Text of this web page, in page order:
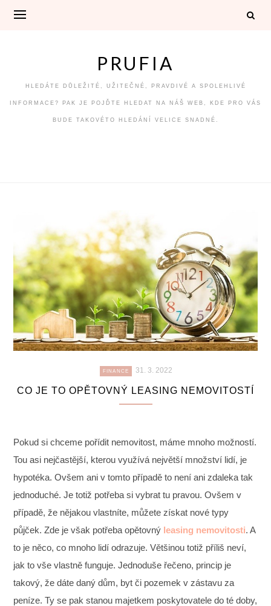
PRUFIA
HLEDÁTE DŮLEŽITÉ, UŽITEČNÉ, PRAVDIVÉ A SPOLEHLIVÉ
INFORMACE? PAK JE POJĎTE HLEDAT NA NÁŠ WEB, KDE PRO VÁS
BUDE TAKOVÉTO HLEDÁNÍ VELICE SNADNÉ.
FINANCE 31. 3. 2022
CO JE TO OPĚTOVNÝ LEASING NEMOVITOSTÍ
Pokud si chceme pořídit nemovitost, máme mnoho možností.
Tou asi nejčastější, kterou využívá největší množství lidí, je
hypotéka. Ovšem ani v tomto případě to není ani zdaleka tak
jednoduché. Je totiž potřeba si vybrat tu pravou. Ovšem v
případě, že nějakou vlastníte, můžete získat nové typy
půjček. Zde je však potřeba opětovný leasing nemovitosti. A
to je něco, co mnoho lidí odrazuje. Většinou totiž příliš neví,
jak to vše vlastně funguje. Jednoduše řečeno, princip je
takový, že dáte daný dům, byt či pozemek v zástavu za
peníze. Ty se pak stanou majetkem poskytovatele do té doby,